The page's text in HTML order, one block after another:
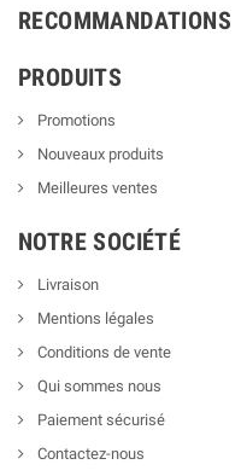
RECOMMANDATIONS
PRODUITS
Promotions
Nouveaux produits
Meilleures ventes
NOTRE SOCIÉTÉ
Livraison
Mentions légales
Conditions de vente
Qui sommes nous
Paiement sécurisé
Contactez-nous